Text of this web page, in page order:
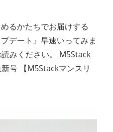
るかたちでお届けする
デート』早速いってみま
みください。 M5Stack
号 【M5Stackマンスリ